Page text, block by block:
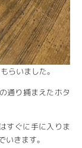
らいました。
通り捕まえたホタ
すぐに手に入りま
いきます。